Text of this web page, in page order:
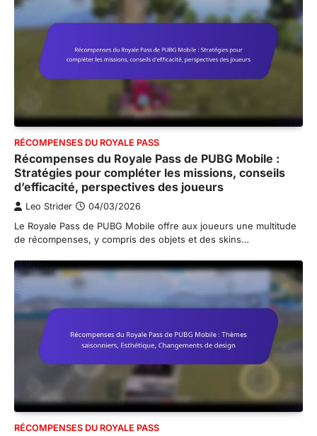
RÉCOMPENSES DU ROYALE PASS
Récompenses du Royale Pass de PUBG Mobile :
Stratégies pour compléter les missions, conseils
d’efficacité, perspectives des joueurs
Leo Strider 04/03/2026
Le Royale Pass de PUBG Mobile offre aux joueurs une multitude
de récompenses, y compris des objets et des skins…
RÉCOMPENSES DU ROYALE PASS